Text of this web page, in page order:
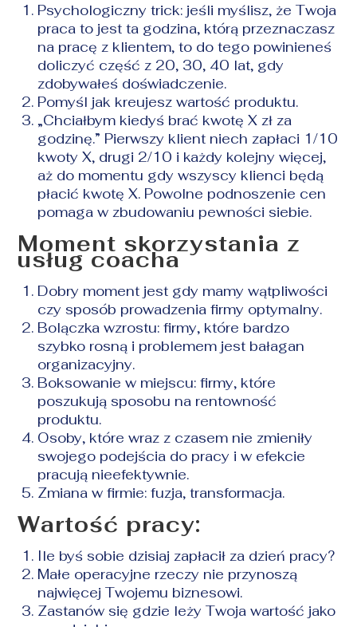
Psychologiczny trick: jeśli myślisz, że Twoja
praca to jest ta godzina, którą przeznaczasz
na pracę z klientem, to do tego powinieneś
doliczyć część z 20, 30, 40 lat, gdy
zdobywałeś doświadczenie.
Pomyśl jak kreujesz wartość produktu.
„Chciałbym kiedyś brać kwotę X zł za
godzinę.” Pierwszy klient niech zapłaci 1/10
kwoty X, drugi 2/10 i każdy kolejny więcej,
aż do momentu gdy wszyscy klienci będą
płacić kwotę X. Powolne podnoszenie cen
pomaga w zbudowaniu pewności siebie.
Moment skorzystania z
usług coacha
Dobry moment jest gdy mamy wątpliwości
czy sposób prowadzenia firmy optymalny.
Bolączka wzrostu: firmy, które bardzo
szybko rosną i problemem jest bałagan
organizacyjny.
Boksowanie w miejscu: firmy, które
poszukują sposobu na rentowność
produktu.
Osoby, które wraz z czasem nie zmieniły
swojego podejścia do pracy i w efekcie
pracują nieefektywnie.
Zmiana w firmie: fuzja, transformacja.
Wartość pracy:
Ile byś sobie dzisiaj zapłacił za dzień pracy?
Małe operacyjne rzeczy nie przynoszą
najwięcej Twojemu biznesowi.
Zastanów się gdzie leży Twoja wartość jako